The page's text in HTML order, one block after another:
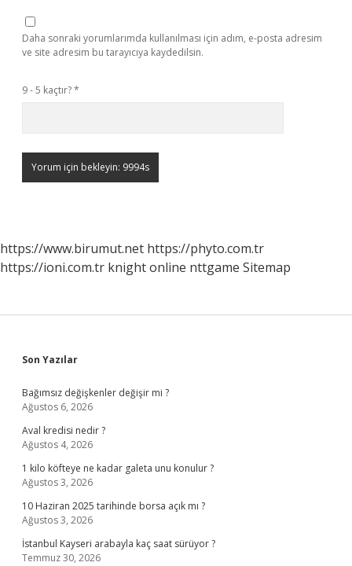
Daha sonraki yorumlarımda kullanılması için adım, e-posta adresim
ve site adresim bu tarayıcıya kaydedilsin.
9 - 5 kaçtır?*
https://www.birumut.net https://phyto.com.tr
https://ioni.com.tr knight online nttgame Sitemap
Sidebar
Son Yazılar
Bağımsız değişkenler değişir mi ?
Ağustos 6, 2026
Aval kredisi nedir ?
Ağustos 4, 2026
1 kilo köfteye ne kadar galeta unu konulur ?
Ağustos 3, 2026
10 Haziran 2025 tarihinde borsa açık mı ?
Ağustos 3, 2026
İstanbul Kayseri arabayla kaç saat sürüyor ?
Temmuz 30, 2026